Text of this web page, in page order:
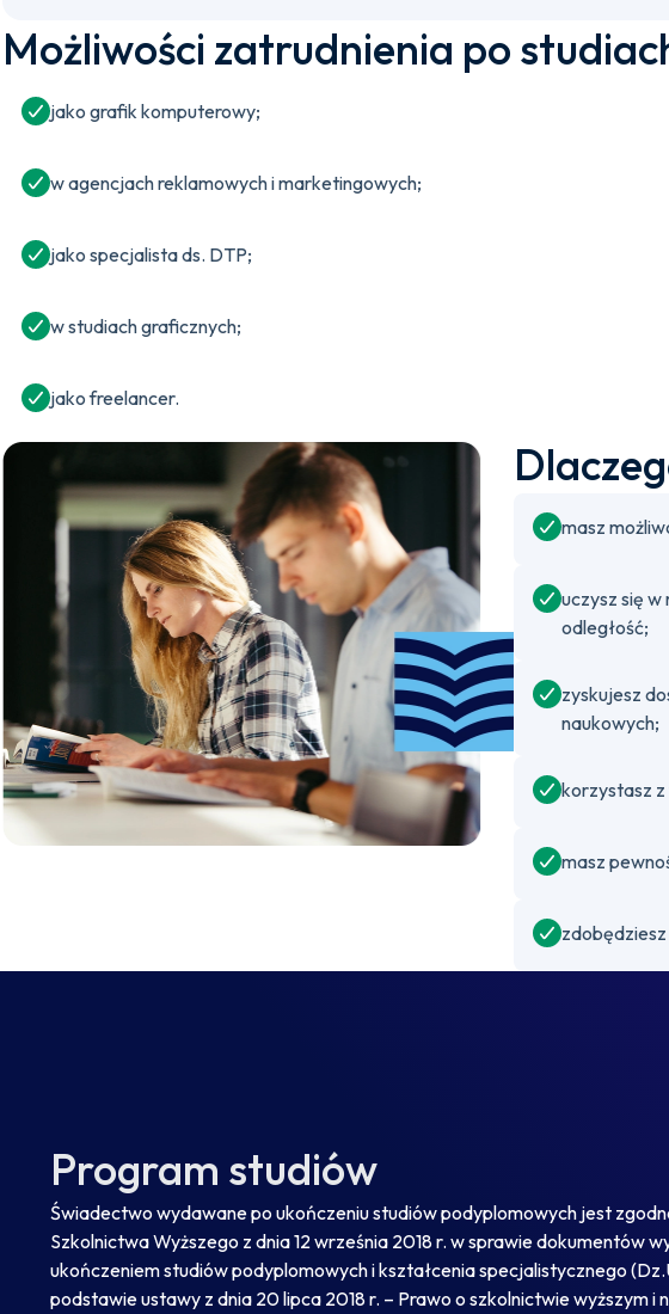
Możliwości zatrudnienia po
jako grafik komputerowy;
w agencjach reklamowych i marketingowych;
jako specjalista ds. DTP;
w studiach graficznych;
jako freelancer.
masz
uczysz się
odległość;
zyskujesz
naukowych;
korzystasz z
masz
Program studiów
Świadectwo wydawane po ukończeniu studiów podyplomowych jest
Szkolnictwa Wyższego z dnia 12 września 2018 r. w sprawie dokumentów
ukończeniem studiów podyplomowych i kształcenia specjalistycznego
podstawie ustawy z dnia 20 lipca 2018 r. – Prawo o szkolnictwie wyższym i